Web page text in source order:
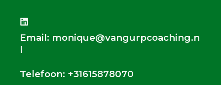
Email: monique@vangurpcoaching.n
l
Telefoon: +31615878070